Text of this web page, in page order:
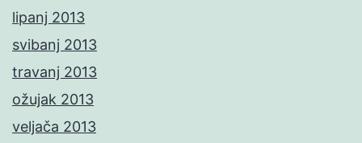
lipanj 2013
svibanj 2013
travanj 2013
ožujak 2013
veljača 2013